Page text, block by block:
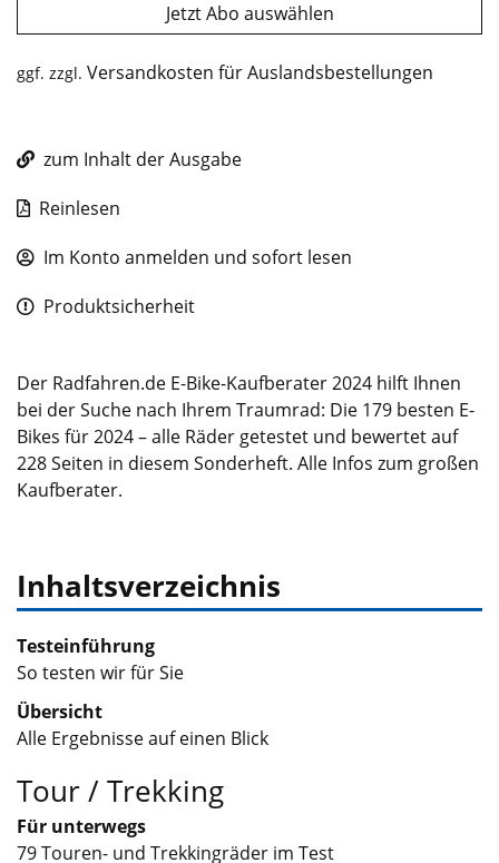
Jetzt Abo auswählen
ggf. zzgl. Versandkosten für Auslandsbestellungen
zum Inhalt der Ausgabe
Reinlesen
Im Konto anmelden und sofort lesen
Produktsicherheit
Der Radfahren.de E-Bike-Kaufberater 2024 hilft Ihnen
bei der Suche nach Ihrem Traumrad: Die 179 besten E-
Bikes für 2024 – alle Räder getestet und bewertet auf
228 Seiten in diesem Sonderheft. Alle Infos zum großen
Kaufberater.
Inhaltsverzeichnis
Testeinführung
So testen wir für Sie
Übersicht
Alle Ergebnisse auf einen Blick
Tour / Trekking
Für unterwegs
79 Touren- und Trekkingräder im Test